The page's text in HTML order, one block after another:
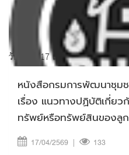
วันศุกร์ที่ 17 เมษายน 2569
หนังสือกรมการพัฒนาชุม
เรื่อง แนวทางปฏิบัติเกี่ย
ทรัพย์หรือทรัพย์สินของลู
20 พฤษภาคม 2563
17/04/2569 | 133